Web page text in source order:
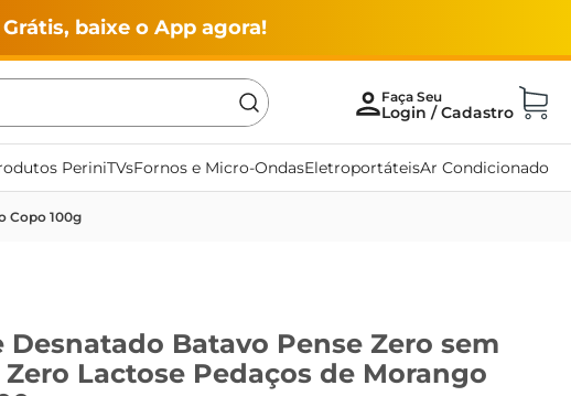
baixe o App agora!
PeriniTVsFornos e Micro-OndasEletroportáteisAr Condicionado
Copo 100g
Desnatado Batavo Pense Zero sem
Lactose Pedaços de Morango